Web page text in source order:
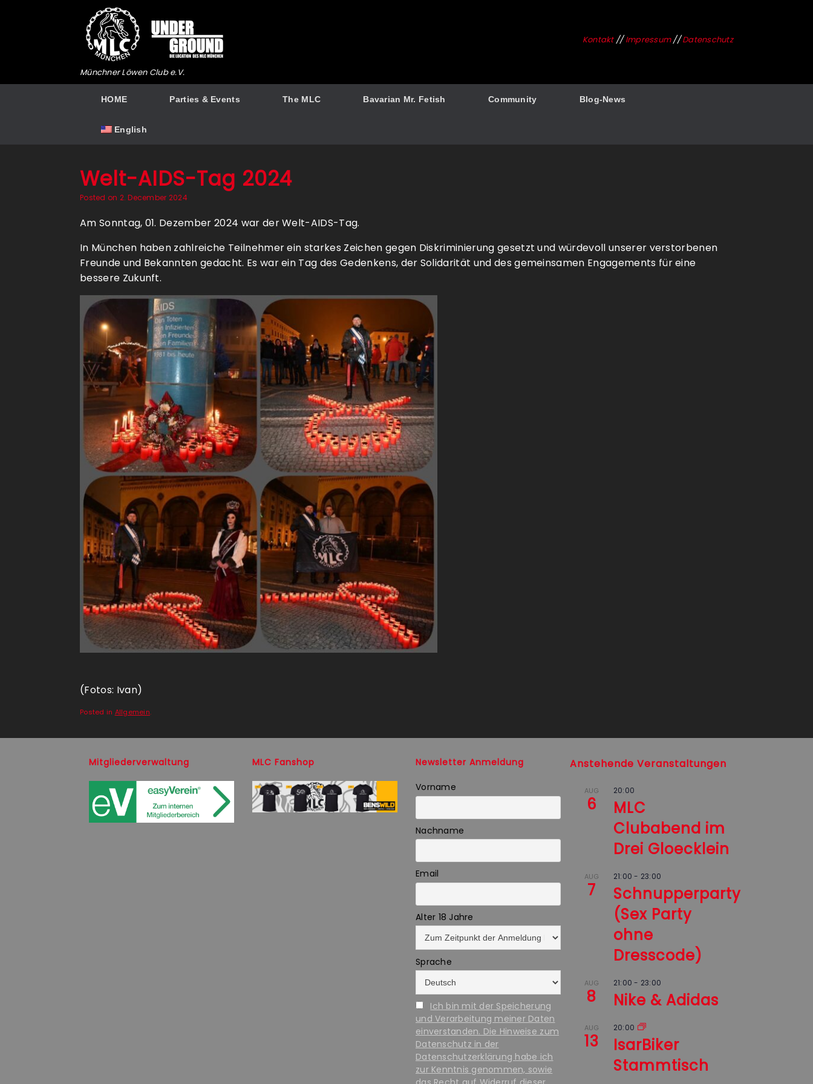
Münchner Löwen Club e.V.
Kontakt//Impressum//Datenschutz
HOME Parties & Events The MLC Bavarian Mr. Fetish Community Blog-News
English
Welt-AIDS-Tag 2024
Posted on 2. December 2024
Am Sonntag, 01. Dezember 2024 war der Welt-AIDS-Tag.
In München haben zahlreiche Teilnehmer ein starkes Zeichen gegen Diskriminierung gesetzt und würdevoll unserer verstorbenen
Freunde und Bekannten gedacht. Es war ein Tag des Gedenkens, der Solidarität und des gemeinsamen Engagements für eine
bessere Zukunft.
(Fotos: Ivan)
Posted in Allgemein.
Mitgliederverwaltung MLC Fanshop Newsletter Anmeldung
Vorname
Nachname
Email
Alter 18 Jahre
Sprache
Ich bin mit der Speicherung
und Verarbeitung meiner Daten
einverstanden. Die Hinweise zum
Datenschutz in der
Datenschutzerklärung habe ich
zur Kenntnis genommen, sowie
Anstehende Veranstaltungen
AUG
6
20:00
MLC
Clubabend im
Drei Gloecklein
AUG
7
21:00 - 23:00
Schnupperparty
(Sex Party
ohne
Dresscode)
AUG
8
21:00 - 23:00
Nike & Adidas
AUG
13
20:00
IsarBiker
Stammtisch